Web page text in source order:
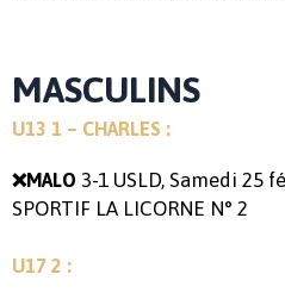
MASCULINS
U13 1 – CHARLES :
❌MALO 3-1 USLD, Samedi 25
SPORTIF LA LICORNE N° 2
U17 2 :